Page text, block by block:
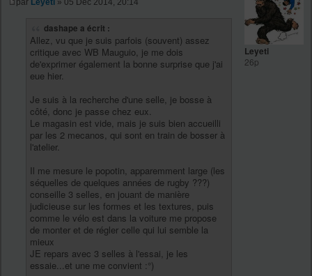
par Leyeti » 05 Déc 2014, 20:14
dashape a écrit :
Allez, vu que je suis parfois (souvent) assez
critique avec WB Mauguio, je me dois
de'exprimer également la bonne surprise que j'ai
eue hier.
Je suis à la recherche d'une selle, je bosse à
côté, donc je passe chez eux.
Le magasin est vide, mais je suis bien accueilli
par les 2 mecanos, qui sont en train de bosser à
l'atelier.
Il me mesure le popotin, apparemment large (les
séquelles de quelques années de rugby ???)
conseille 3 selles, en jouant de manière
judicieuse sur les formes et les textures, puis
comme le vélo est dans la voiture me propose
de monter et de régler celle qui lui semble la
mieux
JE repars avec 3 selles à l'essai, je les
essaie...et une me convient :°)
Leyeti
26p